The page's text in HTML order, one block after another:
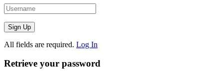
All fields are required. Log In
Retrieve your password